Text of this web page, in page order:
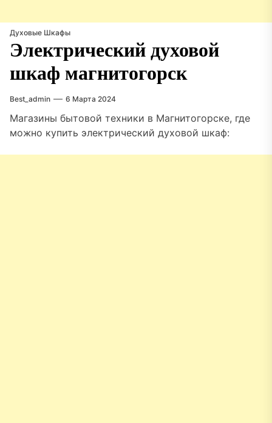
Духовые Шкафы
Электрический духовой
шкаф магнитогорск
Best_admin 6 Марта 2024
Магазины бытовой техники в Магнитогорске, где
можно купить электрический духовой шкаф: